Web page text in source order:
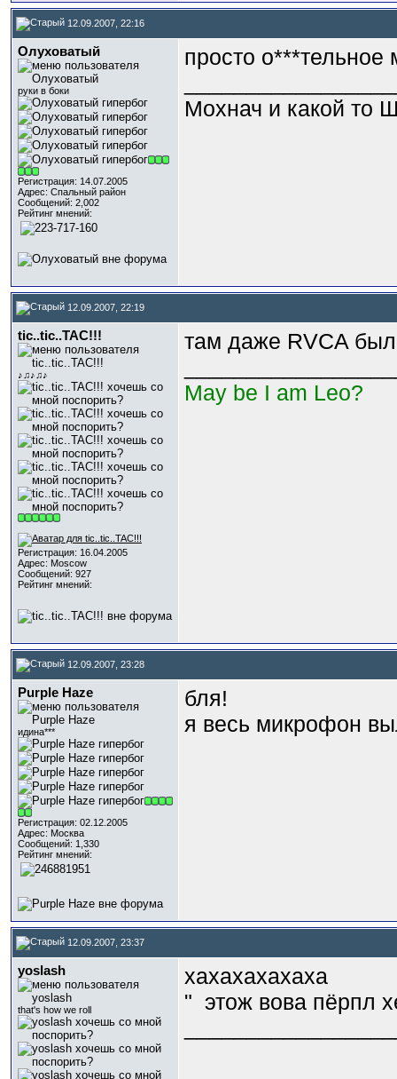
12.09.2007, 22:16
Олуховатый
руки в боки
Регистрация: 14.07.2005
Адрес: Спальный район
Сообщений: 2,002
Рейтинг мнений:
просто
Мохнач и какой то
12.09.2007, 22:19
tic..tic..TAC!!!
♪♫♪♫♪
Регистрация: 16.04.2005
Адрес: Moscow
Сообщений: 927
Рейтинг мнений:
там даже RVCA
May be I am Leo?
12.09.2007, 23:28
Purple Haze
идина***
Регистрация: 02.12.2005
Адрес: Москва
Сообщений: 1,330
Рейтинг мнений:
бля!
я весь микрофон
12.09.2007, 23:37
yoslash
that's how we roll
хахахахахаха
" этож вова пёрпл